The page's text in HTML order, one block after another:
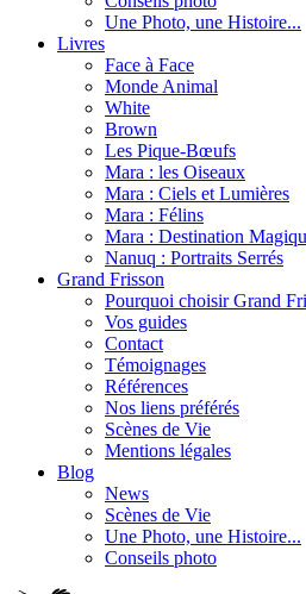
Une Photo, une Histoire...
Livres
Face à Face
Monde Animal
White
Brown
Les Pique-Bœufs
Mara : les Oiseaux
Mara : Ciels et Lumières
Mara : Félins
Mara : Destination
Nanuq : Portraits Serrés
Grand Frisson
Pourquoi choisir Grand
Vos guides
Contact
Témoignages
Références
Nos liens préférés
Scènes de Vie
Mentions légales
Blog
News
Scènes de Vie
Une Photo, une Histoire...
Conseils photo